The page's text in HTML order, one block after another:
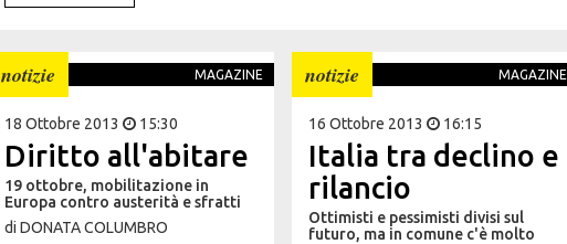
notizie MAGAZINE
18 Ottobre 2013 15:30
Diritto all'abitare
19 ottobre, mobilitazione in
Europa contro austerità e sfratti
di DONATA COLUMBRO
notizie MAGAZINE
16 Ottobre 2013 16:15
Italia tra declino e
rilancio
Ottimisti e pessimisti divisi sul
futuro, ma in comune c'è molto